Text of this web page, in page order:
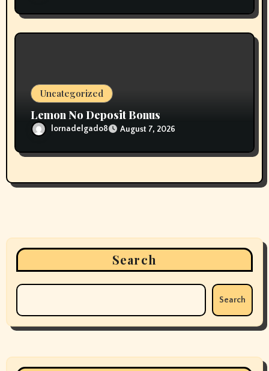
Uncategorized
Lemon No Deposit Bonus
lornadelgado8 August 7, 2026
Search
Search